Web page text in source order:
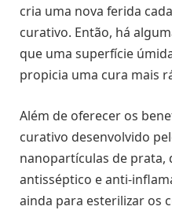
cria uma nova ferida
curativo. Então, há
que uma superfície
propicia uma cura mais
Além de oferecer os
curativo desenvolvido
nanopartículas de prata,
antisséptico e anti-
ainda para esterilizar os